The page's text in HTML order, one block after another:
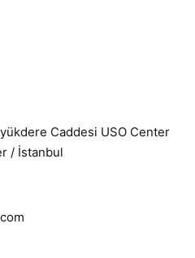
Caddesi USO Center
/ İstanbul